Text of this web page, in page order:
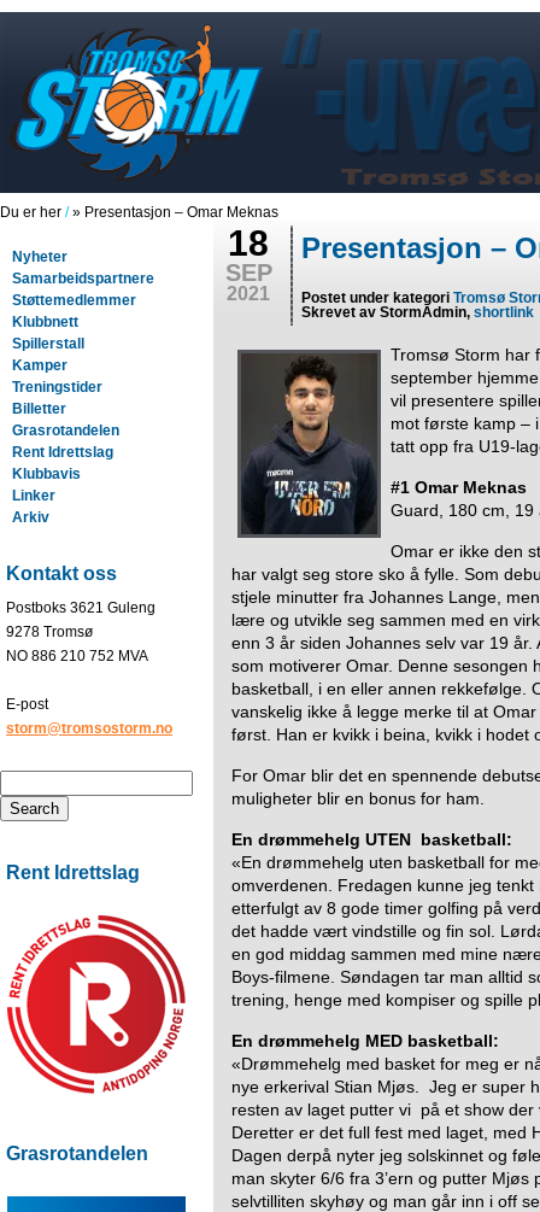
Du er her /» Presentasjon – Omar Meknas
Nyheter
Samarbeidspartnere
Støttemedlemmer
Klubbnett
Spillerstall
Kamper
Treningstider
Billetter
Grasrotandelen
Rent Idrettslag
Klubbavis
Linker
Arkiv
Kontakt oss
Postboks 3621 Guleng
9278 Tromsø
NO 886 210 752 MVA
E-post
storm@tromsostorm.no
Rent Idrettslag
Grasrotandelen
18
SEP
2021
Presentasjon –
Postet under kategoriTromsø
Skrevet av StormAdmin,shortlink
Tromsø Storm har
september
vil presentere
mot første kamp –
tatt opp fra U19-
#1 Omar Meknas
Guard, 180 cm, 19
Omar er ikke den
har valgt seg store sko å fylle. Som
stjele minutter fra Johannes Lange,
lære og utvikle seg sammen med en
enn 3 år siden Johannes selv var 19
som motiverer Omar. Denne sesongen
basketball, i en eller annen rekkefølge.
vanskelig ikke å legge merke til at
først. Han er kvikk i beina, kvikk i hodet
For Omar blir det en spennende
muligheter blir en bonus for ham.
En drømmehelg UTEN basketball:
«En drømmehelg uten basketball for
omverdenen. Fredagen kunne jeg
etterfulgt av 8 gode timer golfing på
det hadde vært vindstille og fin sol.
en god middag sammen med mine
Boys-filmene. Søndagen tar man alltid
trening, henge med kompiser og spille
En drømmehelg MED basketball:
«Drømmehelg med basket for meg er
nye erkerival Stian Mjøs. Jeg er super
resten av laget putter vi på et show
Deretter er det full fest med laget, med
Dagen derpå nyter jeg solskinnet og
man skyter 6/6 fra 3’ern og putter
selvtilliten skyhøy og man går inn i off